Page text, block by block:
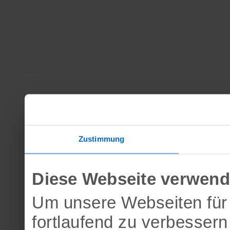
Zustimmung
Diese Webseite
Um unsere Webseiten
fortlaufend zu